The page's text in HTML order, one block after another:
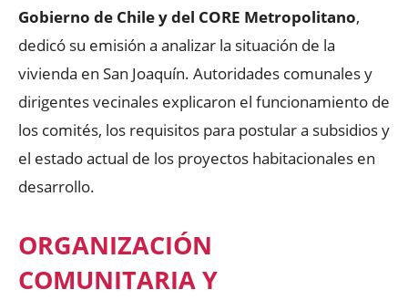
Gobierno de Chile y del CORE Metropolitano,
dedicó su emisión a analizar la situación de la
vivienda en San Joaquín. Autoridades comunales y
dirigentes vecinales explicaron el funcionamiento de
los comités, los requisitos para postular a subsidios y
el estado actual de los proyectos habitacionales en
desarrollo.
ORGANIZACIÓN
COMUNITARIA Y